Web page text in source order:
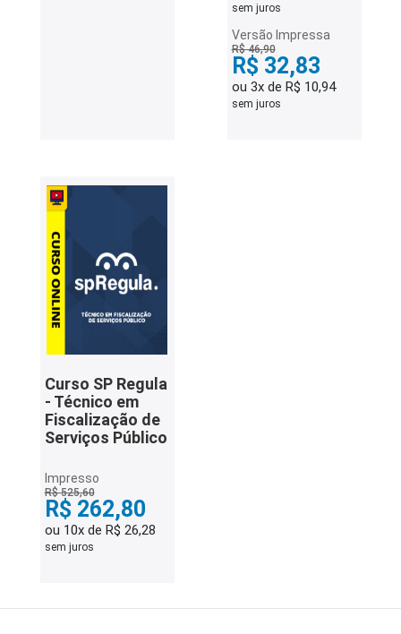
sem juros
Versão Impressa
R$ 46,90
R$ 32,83
ou 3x de R$ 10,94
sem juros
Curso SP Regula
- Técnico em
Fiscalização de
Serviços Público
Impresso
R$ 525,60
R$ 262,80
ou 10x de R$ 26,28
sem juros